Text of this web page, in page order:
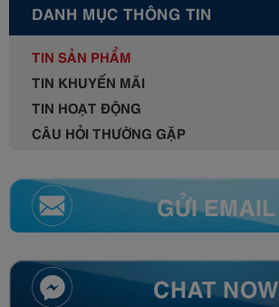
DANH MỤC THÔNG TIN
TIN SẢN PHẨM
TIN KHUYẾN MÃI
TIN HOẠT ĐỘNG
CÂU HỎI THƯỜNG GẶP
GỬI EMAIL
CHAT NOW